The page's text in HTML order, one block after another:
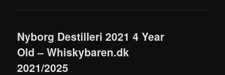
Nyborg Destilleri 2021 4 Year
Old – Whiskybaren.dk
2021/2025